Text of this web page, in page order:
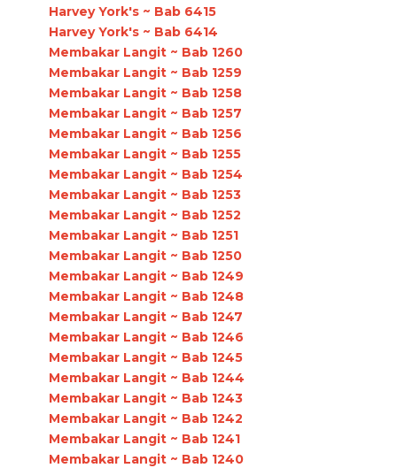
Harvey York's ~ Bab 6415
Harvey York's ~ Bab 6414
Membakar Langit ~ Bab 1260
Membakar Langit ~ Bab 1259
Membakar Langit ~ Bab 1258
Membakar Langit ~ Bab 1257
Membakar Langit ~ Bab 1256
Membakar Langit ~ Bab 1255
Membakar Langit ~ Bab 1254
Membakar Langit ~ Bab 1253
Membakar Langit ~ Bab 1252
Membakar Langit ~ Bab 1251
Membakar Langit ~ Bab 1250
Membakar Langit ~ Bab 1249
Membakar Langit ~ Bab 1248
Membakar Langit ~ Bab 1247
Membakar Langit ~ Bab 1246
Membakar Langit ~ Bab 1245
Membakar Langit ~ Bab 1244
Membakar Langit ~ Bab 1243
Membakar Langit ~ Bab 1242
Membakar Langit ~ Bab 1241
Membakar Langit ~ Bab 1240